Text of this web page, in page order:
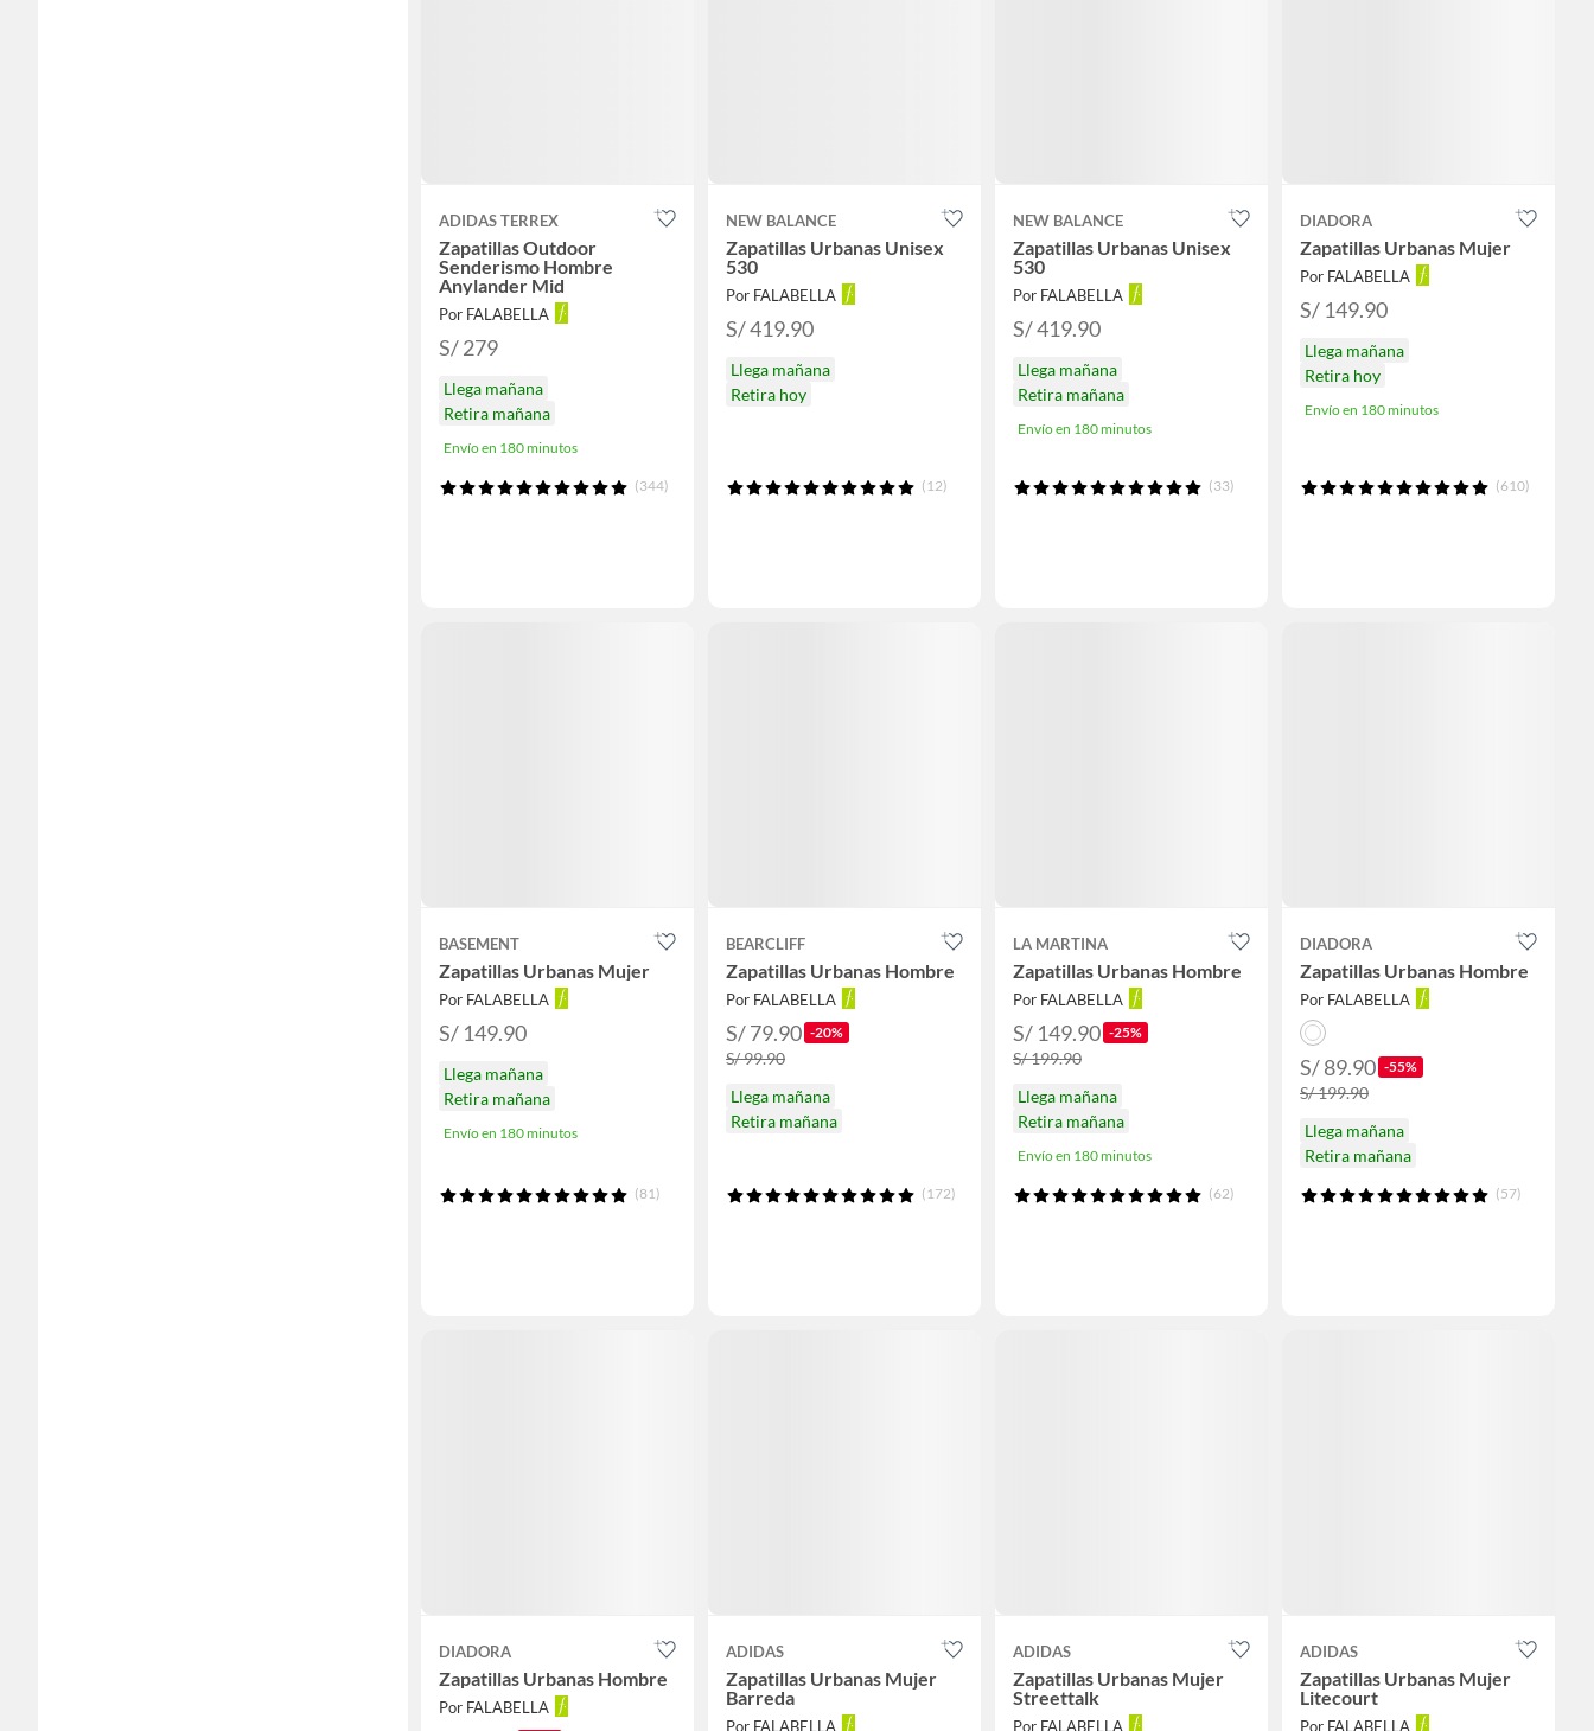
ADIDAS TERREX
Zapatillas Outdoor
Senderismo Hombre
Anylander Mid
Por FALABELLA
S/ 279
Llega mañana
Retira mañana
Envío en 180 minutos
(344)
NEW BALANCE
Zapatillas Urbanas Unisex
530
Por FALABELLA
S/ 419.90
Llega mañana
Retira hoy
(12)
NEW BALANCE
Zapatillas Urbanas Unisex
530
Por FALABELLA
S/ 419.90
Llega mañana
Retira mañana
Envío en 180 minutos
(33)
DIADORA
Zapatillas Urbanas Mujer
Por FALABELLA
S/ 149.90
Llega mañana
Retira hoy
Envío en 180 minutos
(610)
BASEMENT
Zapatillas Urbanas Mujer
Por FALABELLA
S/ 149.90
Llega mañana
Retira mañana
Envío en 180 minutos
(81)
BEARCLIFF
Zapatillas Urbanas Hombre
Por FALABELLA
S/ 79.90 -20%
S/ 99.90
Llega mañana
Retira mañana
(172)
LA MARTINA
Zapatillas Urbanas Hombre
Por FALABELLA
S/ 149.90 -25%
S/ 199.90
Llega mañana
Retira mañana
Envío en 180 minutos
(62)
DIADORA
Zapatillas Urbanas Hombre
Por FALABELLA
S/ 89.90 -55%
S/ 199.90
Llega mañana
Retira mañana
(57)
DIADORA
Zapatillas Urbanas Hombre
Por FALABELLA
ADIDAS
Zapatillas Urbanas Mujer
Barreda
Por FALABELLA
ADIDAS
Zapatillas Urbanas Mujer
Streettalk
Por FALABELLA
ADIDAS
Zapatillas Urbanas Mujer
Litecourt
Por FALABELLA